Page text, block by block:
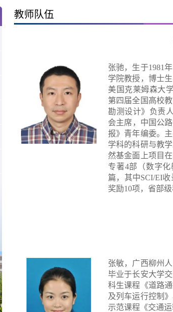
教师队伍
张驰，生于1981
学院教授，博士
美国克莱姆森大
第四届全国高校
勘测设计》负责
会主席，中国公
报》青年编委。
学科的科研与教
然基金面上项目
专著4部（数字化
篇，其中SCI/EI收
奖励10项，省部
张敏，广西柳州
毕业于长安大学
科生课程《道路
及列车运行控制
示范课程《交通